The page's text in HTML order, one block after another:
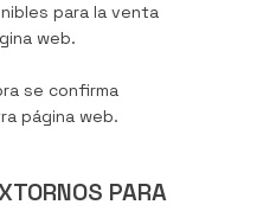
para la venta
web.
se confirma
página web.
PARA